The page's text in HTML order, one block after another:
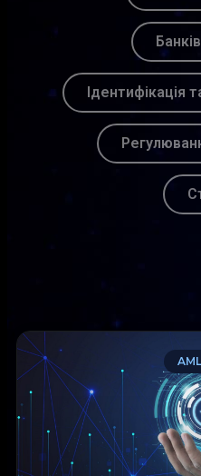
Ідентифікація